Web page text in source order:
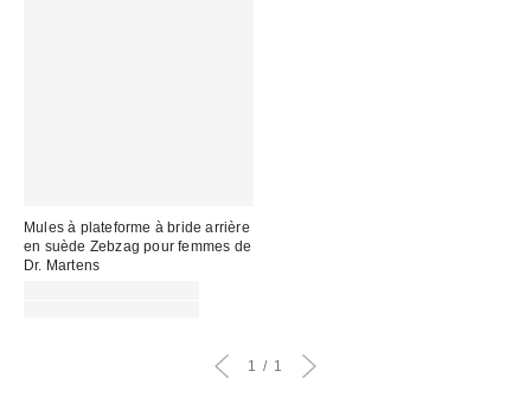
Mules à plateforme à bride arrière
en suède Zebzag pour femmes de
Dr. Martens
1 1